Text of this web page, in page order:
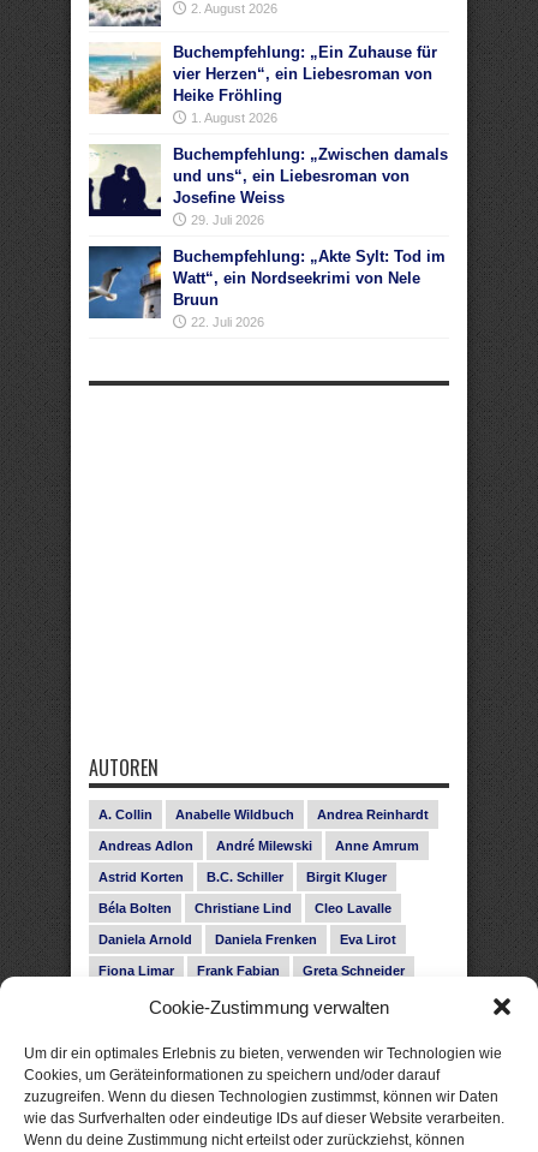
Cookie-Zustimmung verwalten
Um dir ein optimales Erlebnis zu bieten, verwenden wir Technologien wie
Cookies, um Geräteinformationen zu speichern und/oder darauf
zuzugreifen. Wenn du diesen Technologien zustimmst, können wir Daten
wie das Surfverhalten oder eindeutige IDs auf dieser Website verarbeiten.
Wenn du deine Zustimmung nicht erteilst oder zurückziehst, können
2. August 2026
Buchempfehlung: „Ein Zuhause für
vier Herzen“, ein Liebesroman von
Heike Fröhling
1. August 2026
Buchempfehlung: „Zwischen damals
und uns“, ein Liebesroman von
Josefine Weiss
29. Juli 2026
Buchempfehlung: „Akte Sylt: Tod im
Watt“, ein Nordseekrimi von Nele
Bruun
22. Juli 2026
AUTOREN
A. Collin Anabelle Wildbuch Andrea Reinhardt
Andreas Adlon André Milewski Anne Amrum
Astrid Korten B.C. Schiller Birgit Kluger
Béla Bolten Christiane Lind Cleo Lavalle
Daniela Arnold Daniela Frenken Eva Lirot
Fiona Limar Frank Fabian Greta Schneider
Gunnar Schwarz Hanna Holmgren
Josefine Weiss Karolyn Ciseau
Leonie Haubrich Lilly Labord Livia Pipes
Malin Blunk Marcus Hünnebeck Martin Krist